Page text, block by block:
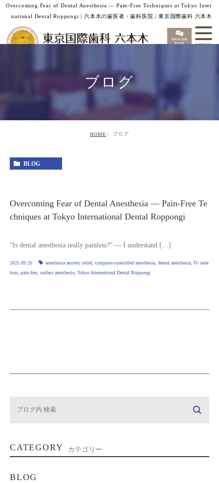
Overcoming Fear of Dental Anesthesia — Pain‑Free Techniques at Tokyo Inter
national Dental Roppongi | 六本木の歯医者・歯科医院 | 東京国際歯科 六本木
ブログ
HOME ブログ
BLOG
Overcoming Fear of Dental Anesthesia — Pain‑Free Te
chniques at Tokyo International Dental Roppongi
“Is dental anesthesia really painless?” — I understand […]
2025.09.26 anesthesia anxiety relief, computer‑controlled anesthesia dental anesthesia IV seda
tion pain‑free surface anesthesia Tokyo International Dental Roppongi
CATEGORY カテゴリー
BLOG